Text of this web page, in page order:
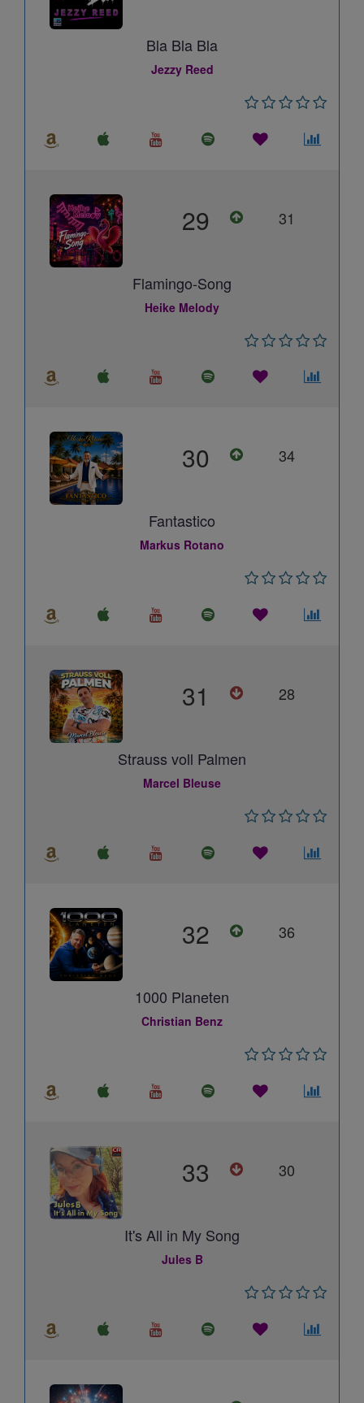
Bla Bla Bla
Jezzy Reed
29 31
Flamingo-Song
Heike Melody
30 34
Fantastico
Markus Rotano
31 28
Strauss voll Palmen
Marcel Bleuse
32 36
1000 Planeten
Christian Benz
33 30
It's All in My Song
Jules B